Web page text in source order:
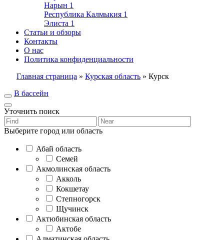
Нарын 1
Республика Калмыкия 1
Элиста 1
Статьи и обзоры
Контакты
О нас
Политика конфиденциальности
Главная страница » Курская область » Курск
В бассейн
Уточнить поиск
Выберите город или область
Абай область
Семей
Акмолинская область
Акколь
Кокшетау
Степногорск
Щучинск
Актюбинская область
Актобе